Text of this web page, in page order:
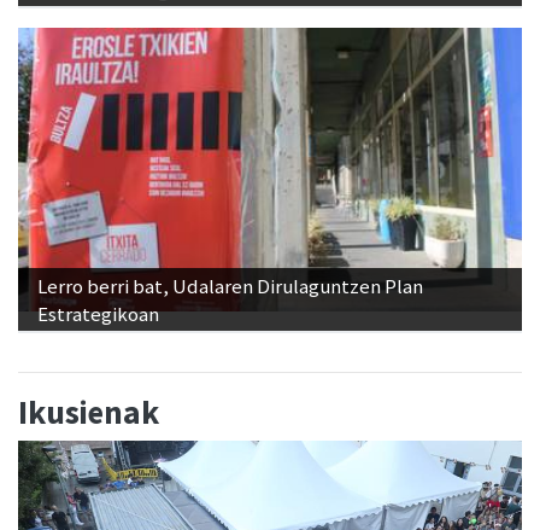
Lerro berri bat, Udalaren Dirulaguntzen Plan
Estrategikoan
Ikusienak